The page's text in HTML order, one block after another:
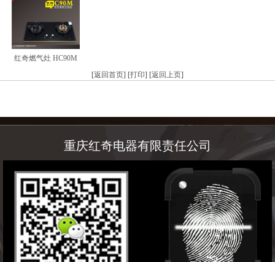
红奇燃气灶 HC90M
[返回首页] [打印] [返回上页]
重庆红奇电器有限责任公司